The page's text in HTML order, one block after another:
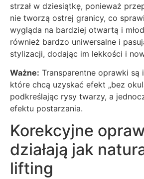
strzał w dziesiątkę, ponieważ
nie tworzą ostrej granicy, co
wygląda na bardziej otwartą i
również bardzo uniwersalne i
stylizacji, dodając im lekkości i
Ważne: Transparentne oprawki są
które chcą uzyskać efekt „bez
podkreślając rysy twarzy, a
efektu postarzania.
Korekcyjne
działają jak
lifting